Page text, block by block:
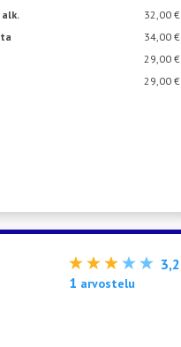
32,00 €
34,00 €
29,00 €
29,00 €
3,2
1 arvostelu